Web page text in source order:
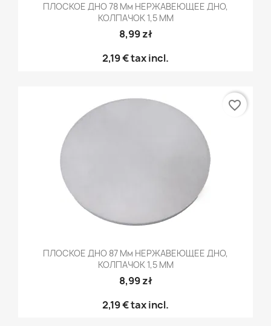
ПЛОСКОЕ ДНО 78 Мм НЕРЖАВЕЮЩЕЕ ДНО,
КОЛПАЧОК 1,5 ММ
8,99 zł
2,19 €tax incl.
ПЛОСКОЕ ДНО 87 Мм НЕРЖАВЕЮЩЕЕ ДНО,
КОЛПАЧОК 1,5 ММ
8,99 zł
2,19 €tax incl.
favorite_border